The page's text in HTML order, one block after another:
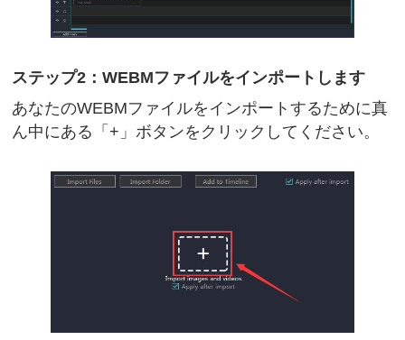
ステップ2：WEBMファイルをインポートします
あなたのWEBMファイルをインポートするために真
ん中にある「+」ボタンをクリックしてください。